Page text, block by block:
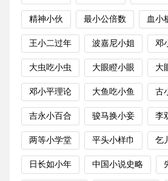
精神小伙 最小公倍数 血小
王小二过年 波嘉尼小姐 邓
大虫吃小虫 大眼瞪小眼 大
邓小平理论 大鱼吃小鱼 古
吉永小百合 骏马换小妾 李
两等小学堂 平头小样巾 乞
日长如小年 中国小说史略